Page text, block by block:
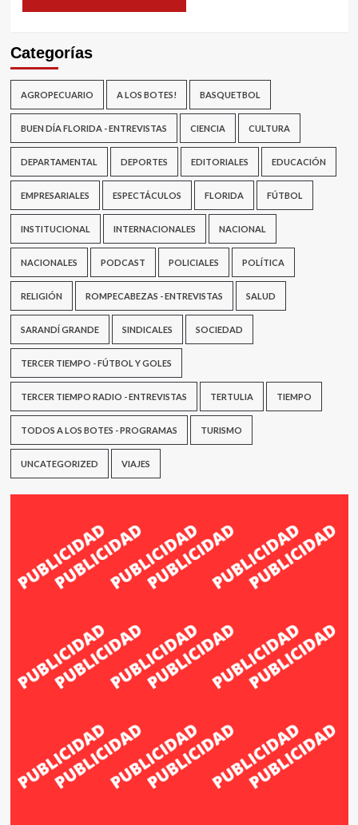
Categorías
AGROPECUARIO A LOS BOTES! BASQUETBOL
BUEN DÍA FLORIDA - ENTREVISTAS CIENCIA CULTURA
DEPARTAMENTAL DEPORTES EDITORIALES EDUCACIÓN
EMPRESARIALES ESPECTÁCULOS FLORIDA FÚTBOL
INSTITUCIONAL INTERNACIONALES NACIONAL
NACIONALES PODCAST POLICIALES POLÍTICA
RELIGIÓN ROMPECABEZAS - ENTREVISTAS SALUD
SARANDÍ GRANDE SINDICALES SOCIEDAD
TERCER TIEMPO - FÚTBOL Y GOLES
TERCER TIEMPO RADIO - ENTREVISTAS TERTULIA TIEMPO
TODOS A LOS BOTES - PROGRAMAS TURISMO
UNCATEGORIZED VIAJES